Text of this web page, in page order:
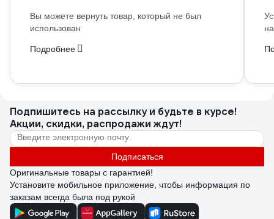
Вы можете вернуть товар, который не был
использован
Подробнее
Подпишитесь на рассылкуи будьте в курсе!
Акции, скидки, распродажи ждут!
Подписаться
Оригинальные товары с гарантией!
Установите мобильное приложение, чтобы информация по
заказам всегда была под рукой